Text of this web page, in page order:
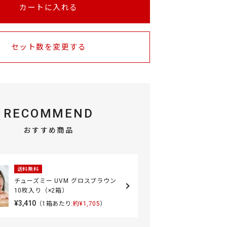
カートに入れる
セット数を変更する
RECOMMEND
おすすめ商品
送料無料
チューズミー UVM グロスブラウン
10枚入り（×2箱）
¥3,410（1箱あたり:約¥1,705）